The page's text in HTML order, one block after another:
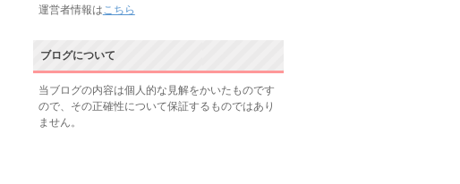
運営者情報は こちら
ブログについて
当ブログの内容は個人的な見解をかいたものです
ので、その正確性について保証するものではあり
ません。